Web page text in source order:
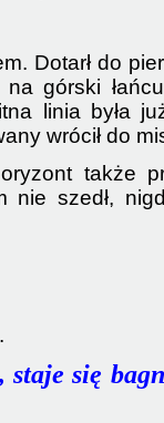
Dotarł do
górski
linia była
wrócił do
także
nie szedł,
staje się